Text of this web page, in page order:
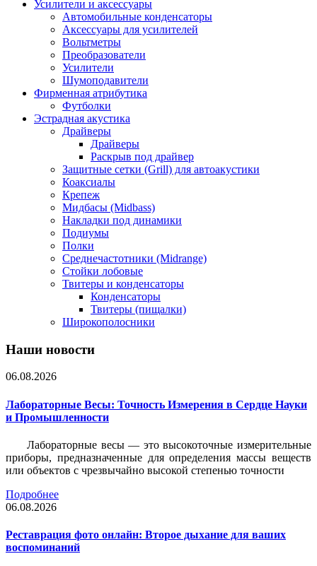
Усилители и аксессуары
Автомобильные конденсаторы
Аксессуары для усилителей
Вольтметры
Преобразователи
Усилители
Шумоподавители
Фирменная атрибутика
Футболки
Эстрадная акустика
Драйверы
Драйверы
Раскрыв под драйвер
Защитные сетки (Grill) для автоакустики
Коаксиалы
Крепеж
Мидбасы (Midbass)
Накладки под динамики
Подиумы
Полки
Среднечастотники (Midrange)
Стойки лобовые
Твитеры и конденсаторы
Конденсаторы
Твитеры (пищалки)
Широкополосники
Наши новости
06.08.2026
Лабораторные Весы: Точность Измерения в Сердце Науки
и Промышленности
Лабораторные весы — это высокоточные измерительные
приборы, предназначенные для определения массы веществ
или объектов с чрезвычайно высокой степенью точности
Подробнее
06.08.2026
Реставрация фото онлайн: Второе дыхание для ваших
воспоминаний